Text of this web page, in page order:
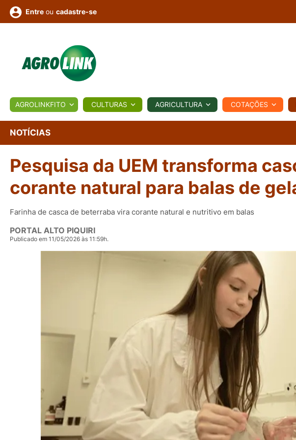
BIOLÓGICOS COTAÇÕES NOTÍCIAS AGROTEMPO REGIONAL
Conversor Colunistas Eventos
Fotos
e
Vídeos
Entre ou cadastre-se
AGROLINKFITO CULTURAS AGRICULTURA COTAÇÕES
NOTÍCIAS
Pesquisa da UEM transforma
corante natural para balas de
Farinha de casca de beterraba vira corante natural e nutritivo em balas
PORTAL ALTO PIQUIRI
Publicado em 11/05/2026 às 11:59h.